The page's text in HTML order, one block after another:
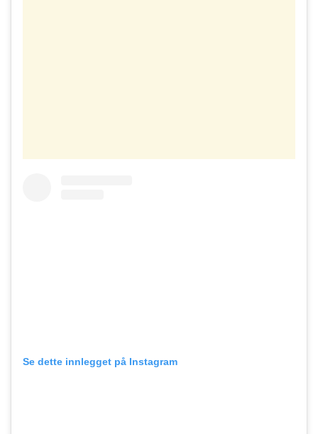
Se dette innlegget på Instagram